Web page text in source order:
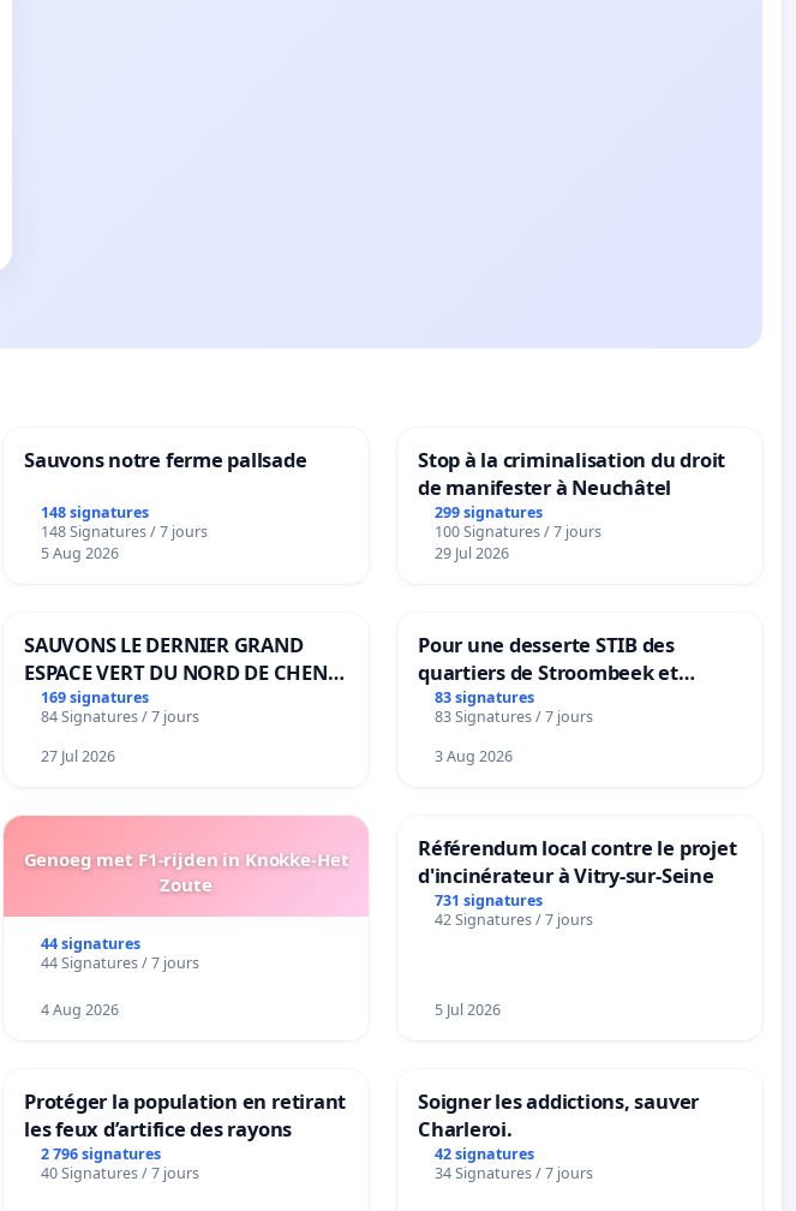
Sauvons notre ferme pallsade
148 signatures
148 Signatures / 7 jours
5 Aug 2026
Stop à la criminalisation du droit
de manifester à Neuchâtel
299 signatures
100 Signatures / 7 jours
29 Jul 2026
SAUVONS LE DERNIER GRAND
ESPACE VERT DU NORD DE CHENE-
BOUGERIES
169 signatures
84 Signatures / 7 jours
27 Jul 2026
Pour une desserte STIB des
quartiers de Stroombeek et
Beauval - Voor een MIVB-
bediening van de wijken
Strombeek en Het Voor
83 signatures
83 Signatures / 7 jours
3 Aug 2026
Genoeg met F1-rijden in Knokke-Het
Zoute
44 signatures
44 Signatures / 7 jours
4 Aug 2026
Référendum local contre le projet
d'incinérateur à Vitry-sur-Seine
731 signatures
42 Signatures / 7 jours
5 Jul 2026
Protéger la population en retirant
les feux d’artifice des rayons
2 796 signatures
40 Signatures / 7 jours
Soigner les addictions, sauver
Charleroi.
42 signatures
34 Signatures / 7 jours